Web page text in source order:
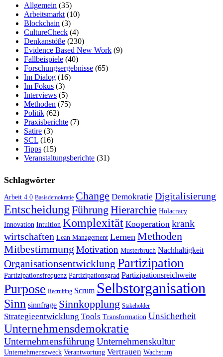
Allgemein (35)
Arbeitsmarkt (10)
Blockchain (3)
CultureCheck (4)
Denkanstöße (230)
Evidence Based New Work (9)
Fallbeispiele (40)
Forschungsergebnisse (65)
Im Dialog (16)
Im Fokus (3)
Interviews (5)
Methoden (75)
Politik (62)
Praxisberichte (7)
Satire (3)
SCL (16)
Tipps (15)
Veranstaltungsberichte (31)
Schlagwörter
Arbeit 4.0 Basisdemokratie Change Demokratie Digitalisierung
Entscheidung Führung Hierarchie Holacracy
Innovation Intuition Komplexität Kooperation krank
wirtschaften Lean Management Lernen Methoden
Mitbestimmung Motivation Musterbruch Nachhaltigkeit
Organisationsentwicklung Partizipation
Partizipationsfrequenz Partizipationsgrad Partizipationsreichweite
Purpose Recruiting Scrum Selbstorganisation
Sinn sinnfrage Sinnkopplung Stakeholder
Strategieentwicklung Tools Transformation Unsicherheit
Unternehmensdemokratie
Unternehmensführung Unternehmenskultur
Unternehmenszweck Verantwortung Vertrauen Wachstum